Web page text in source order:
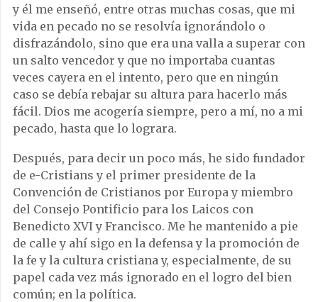
y él me enseñó, entre otras muchas cosas, que mi
vida en pecado no se resolvía ignorándolo o
disfrazándolo, sino que era una valla a superar con
un salto vencedor y que no importaba cuantas
veces cayera en el intento, pero que en ningún
caso se debía rebajar su altura para hacerlo más
fácil. Dios me acogería siempre, pero a mí, no a mi
pecado, hasta que lo lograra.
Después, para decir un poco más, he sido fundador
de e-Cristians y el primer presidente de la
Convención de Cristianos por Europa y miembro
del Consejo Pontificio para los Laicos con
Benedicto XVI y Francisco. Me he mantenido a pie
de calle y ahí sigo en la defensa y la promoción de
la fe y la cultura cristiana y, especialmente, de su
papel cada vez más ignorado en el logro del bien
común; en la política.